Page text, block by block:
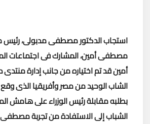
استجاب الدكتور مصطفى مدبولى، رئيس
مصطفى أمين، المشارك فى اجتماعات
أمين قد تم اختياره من جانب إدارة
الشاب الوحيد من مصر وأفريقيا الذى وقع
بطلبه مقابلة رئيس الوزراء على هامش
الشباب إلى الاستفادة من تجربة مصطفى